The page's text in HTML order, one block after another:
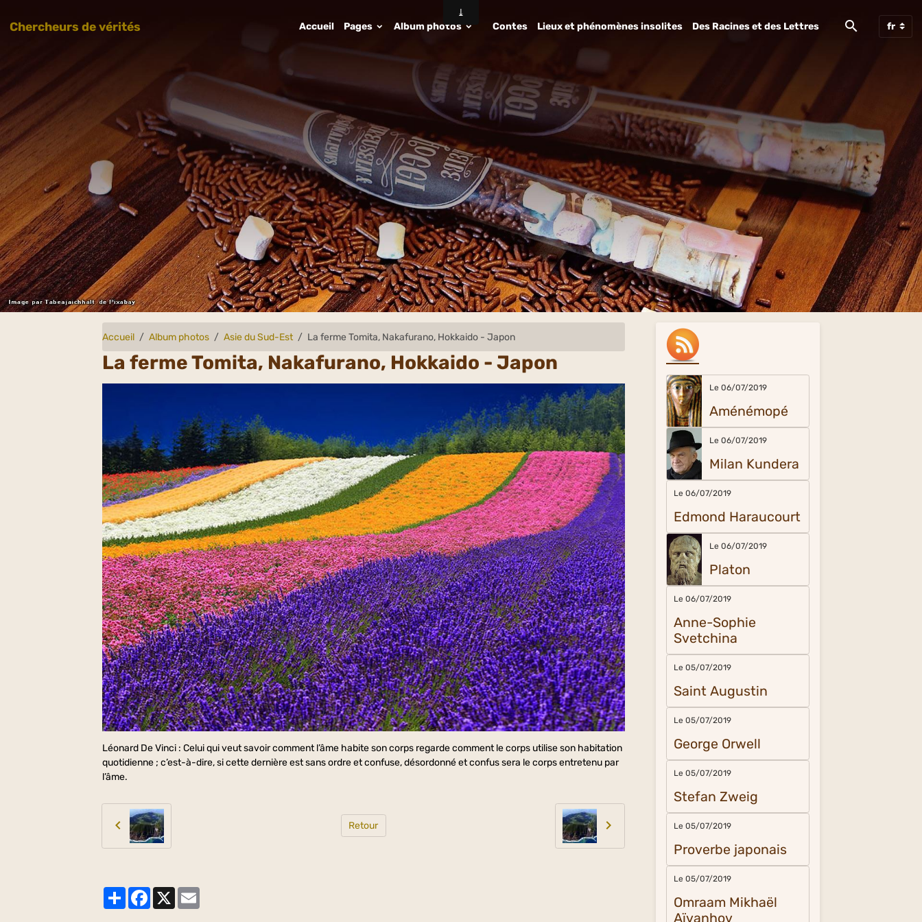
Chercheurs de vérités Accueil Pages Album photos Contes Lieux et phénomènes insolites Des Racines et des Lettres
Accueil Album photos Asie du Sud-Est La ferme Tomita, Nakafurano, Hokkaido - Japon
La ferme Tomita, Nakafurano, Hokkaido - Japon
Léonard De Vinci : Celui qui veut savoir comment l’âme habite son corps regarde comment le corps utilise son habitation
quotidienne ; c’est-à-dire, si cette dernière est sans ordre et confuse, désordonné et confus sera le corps entretenu par
l’âme.
Retour
PartagerFacebook
X
Le 06/07/2019
Aménémopé
Le 06/07/2019
Milan Kundera
Le 06/07/2019
Edmond Haraucourt
Le 06/07/2019
Platon
Le 06/07/2019
Anne-Sophie
Svetchina
Le 05/07/2019
Saint Augustin
Le 05/07/2019
George Orwell
Le 05/07/2019
Stefan Zweig
Le 05/07/2019
Proverbe japonais
Le 05/07/2019
Omraam Mikhaël
Aïvanhov